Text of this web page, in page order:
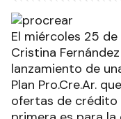
El miércoles 25
Cristina
lanzamiento de
Plan Pro.Cre.Ar.
ofertas de crédito